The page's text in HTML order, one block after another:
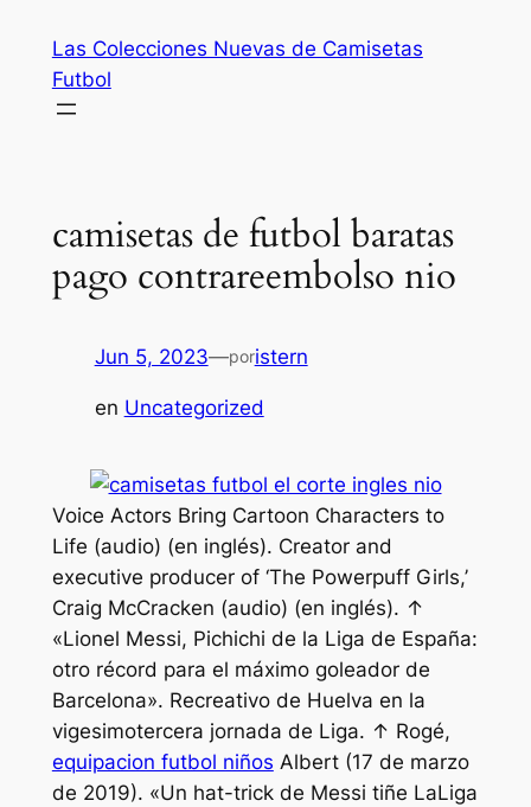
contenido
Las Colecciones Nuevas de Camisetas
Futbol
camisetas de futbol baratas
pago contrareembolso nio
Jun 5, 2023—poristern
en Uncategorized
Voice Actors Bring Cartoon Characters to
Life (audio) (en inglés). Creator and
executive producer of ‘The Powerpuff Girls,’
Craig McCracken (audio) (en inglés). ↑
«Lionel Messi, Pichichi de la Liga de España:
otro récord para el máximo goleador de
Barcelona». Recreativo de Huelva en la
vigesimotercera jornada de Liga. ↑ Rogé,
equipacion futbol niños Albert (17 de marzo
de 2019). «Un hat-trick de Messi tiñe LaLiga